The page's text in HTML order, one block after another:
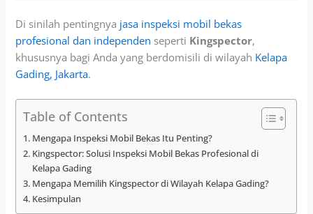
Di sinilah pentingnya jasa inspeksi mobil bekas
profesional dan independen seperti Kingspector,
khususnya bagi Anda yang berdomisili di wilayah Kelapa
Gading, Jakarta.
Table of Contents
Mengapa Inspeksi Mobil Bekas Itu Penting?
Kingspector: Solusi Inspeksi Mobil Bekas Profesional di
Kelapa Gading
Mengapa Memilih Kingspector di Wilayah Kelapa Gading?
Kesimpulan